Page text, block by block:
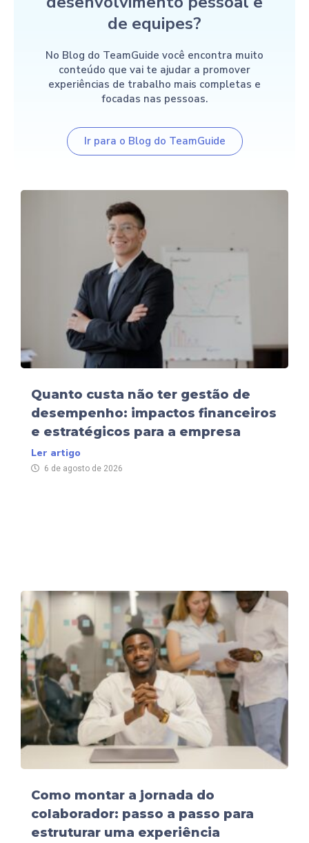
de equipes?
No Blog do TeamGuide você encontra muito
conteúdo que vai te ajudar a promover
experiências de trabalho mais completas e
focadas nas pessoas.
Ir para o Blog do TeamGuide
Quanto custa não ter gestão de
desempenho: impactos financeiros
e estratégicos para a empresa
Ler artigo
6 de agosto de 2026
Como montar a jornada do
colaborador: passo a passo para
estruturar uma experiência